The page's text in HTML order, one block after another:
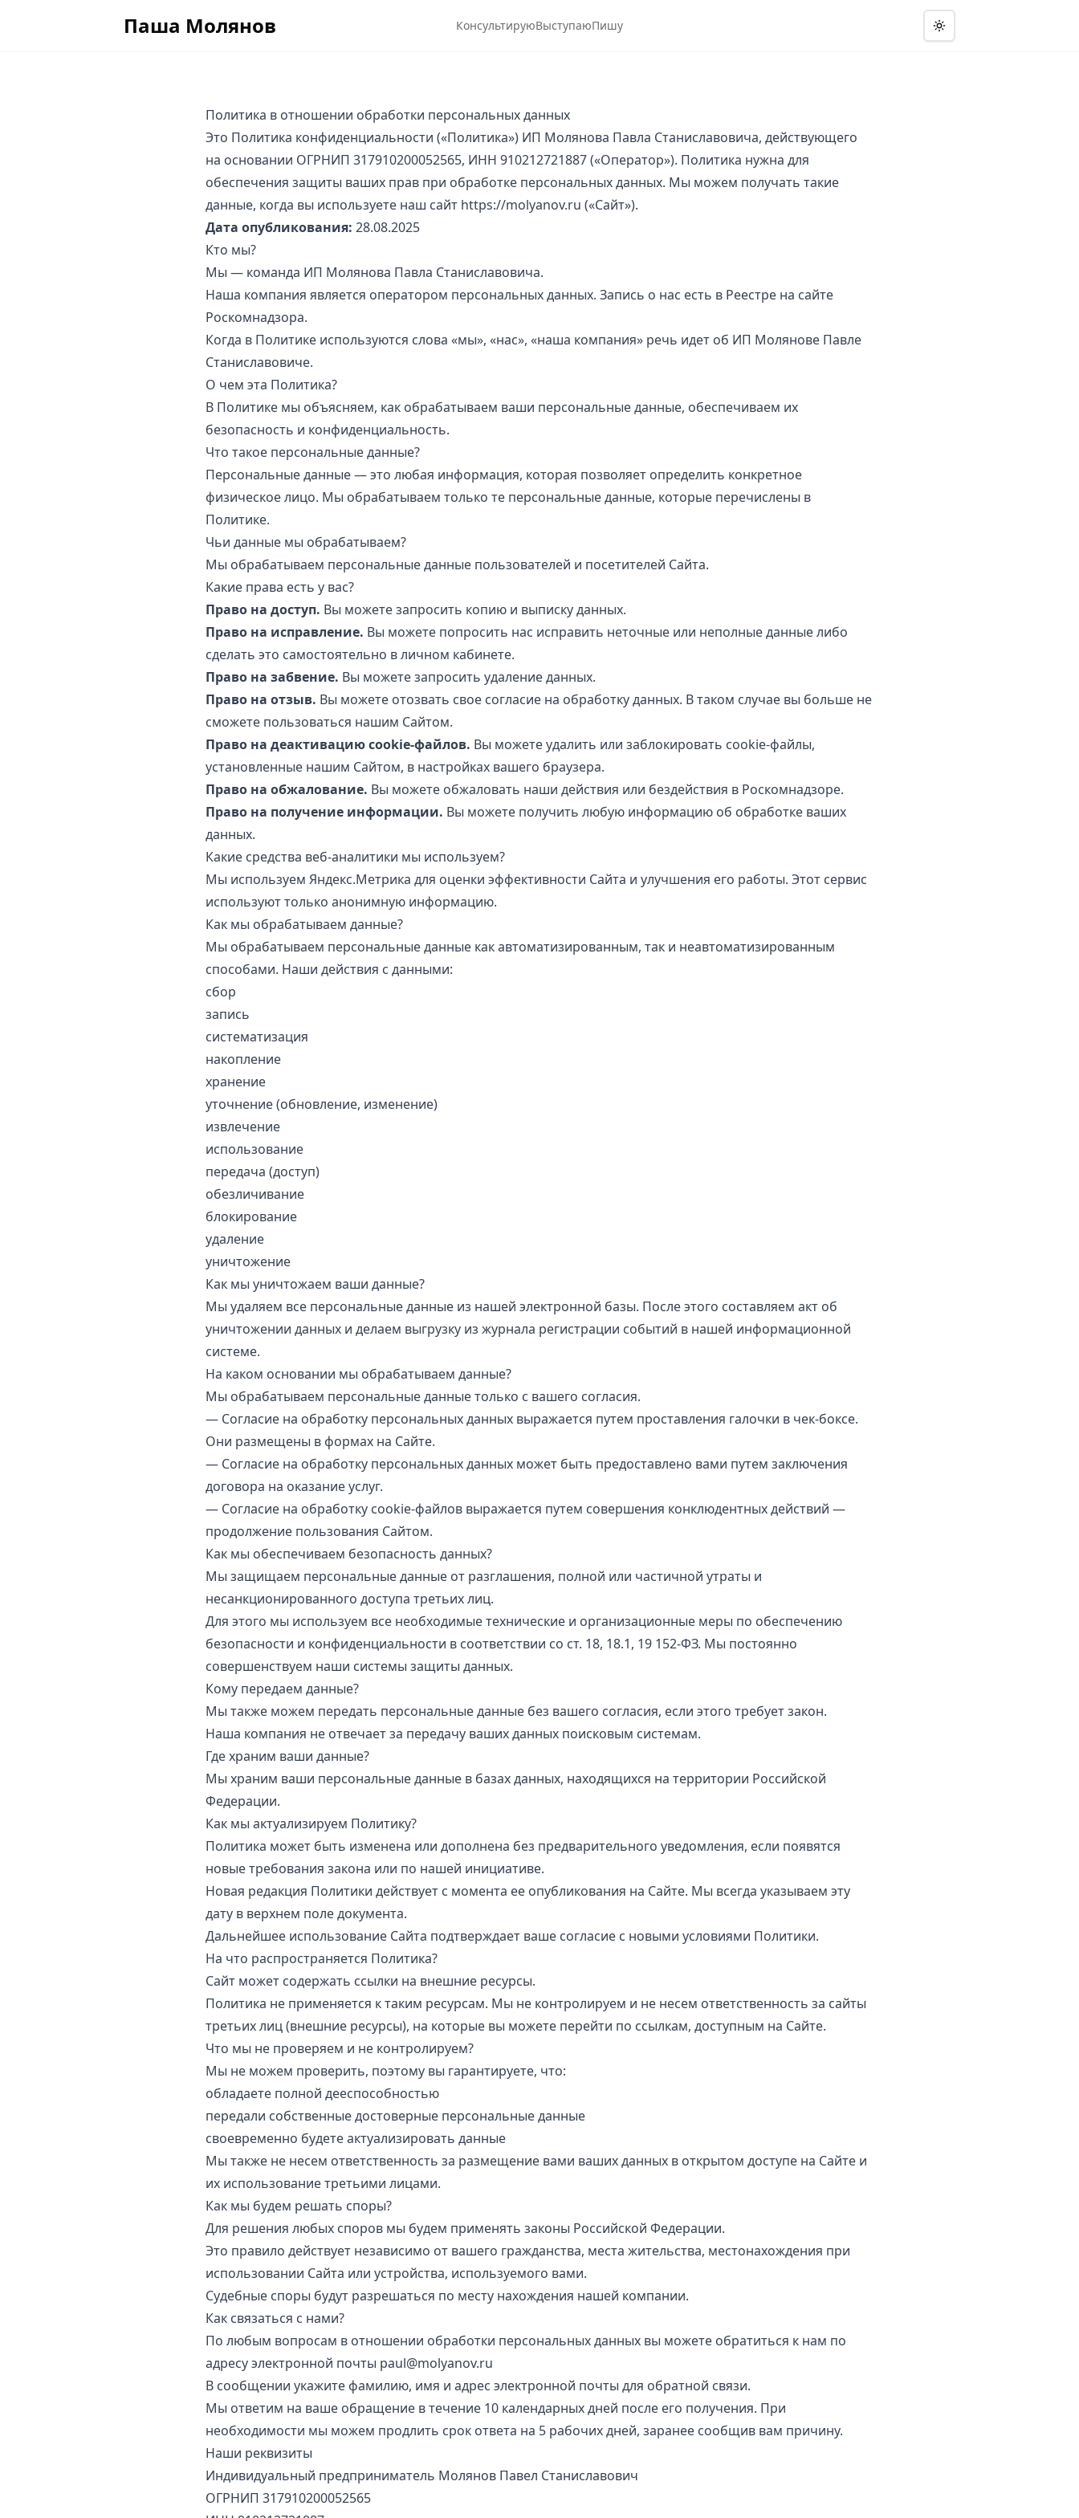
Паша Молянов КонсультируюВыступаюПишу
Политика в отношении обработки персональных данных
Это Политика конфиденциальности («Политика») ИП Молянова Павла Станиславовича, действующего
на основании ОГРНИП 317910200052565, ИНН 910212721887 («Оператор»). Политика нужна для
обеспечения защиты ваших прав при обработке персональных данных. Мы можем получать такие
данные, когда вы используете наш сайт https://molyanov.ru («Сайт»).
Дата опубликования: 28.08.2025
Кто мы?
Мы — команда ИП Молянова Павла Станиславовича.
Наша компания является оператором персональных данных. Запись о нас есть в Реестре на сайте
Роскомнадзора.
Когда в Политике используются слова «мы», «нас», «наша компания» речь идет об ИП Молянове Павле
Станиславовиче.
О чем эта Политика?
В Политике мы объясняем, как обрабатываем ваши персональные данные, обеспечиваем их
безопасность и конфиденциальность.
Что такое персональные данные?
Персональные данные — это любая информация, которая позволяет определить конкретное
физическое лицо. Мы обрабатываем только те персональные данные, которые перечислены в
Политике.
Чьи данные мы обрабатываем?
Мы обрабатываем персональные данные пользователей и посетителей Сайта.
Какие права есть у вас?
Право на доступ. Вы можете запросить копию и выписку данных.
Право на исправление. Вы можете попросить нас исправить неточные или неполные данные либо
сделать это самостоятельно в личном кабинете.
Право на забвение. Вы можете запросить удаление данных.
Право на отзыв. Вы можете отозвать свое согласие на обработку данных. В таком случае вы больше не
сможете пользоваться нашим Сайтом.
Право на деактивацию cookie-файлов. Вы можете удалить или заблокировать cookie-файлы,
установленные нашим Сайтом, в настройках вашего браузера.
Право на обжалование. Вы можете обжаловать наши действия или бездействия в Роскомнадзоре.
Право на получение информации. Вы можете получить любую информацию об обработке ваших
данных.
Какие средства веб-аналитики мы используем?
Мы используем Яндекс.Метрика для оценки эффективности Сайта и улучшения его работы. Этот сервис
используют только анонимную информацию.
Как мы обрабатываем данные?
Мы обрабатываем персональные данные как автоматизированным, так и неавтоматизированным
способами. Наши действия с данными:
сбор
запись
систематизация
накопление
хранение
уточнение (обновление, изменение)
извлечение
использование
передача (доступ)
обезличивание
блокирование
удаление
уничтожение
Как мы уничтожаем ваши данные?
Мы удаляем все персональные данные из нашей электронной базы. После этого составляем акт об
уничтожении данных и делаем выгрузку из журнала регистрации событий в нашей информационной
системе.
На каком основании мы обрабатываем данные?
Мы обрабатываем персональные данные только с вашего согласия.
— Согласие на обработку персональных данных выражается путем проставления галочки в чек-боксе.
Они размещены в формах на Сайте.
— Согласие на обработку персональных данных может быть предоставлено вами путем заключения
договора на оказание услуг.
— Согласие на обработку cookie-файлов выражается путем совершения конклюдентных действий —
продолжение пользования Сайтом.
Как мы обеспечиваем безопасность данных?
Мы защищаем персональные данные от разглашения, полной или частичной утраты и
несанкционированного доступа третьих лиц.
Для этого мы используем все необходимые технические и организационные меры по обеспечению
безопасности и конфиденциальности в соответствии со ст. 18, 18.1, 19 152-ФЗ. Мы постоянно
совершенствуем наши системы защиты данных.
Кому передаем данные?
Мы также можем передать персональные данные без вашего согласия, если этого требует закон.
Наша компания не отвечает за передачу ваших данных поисковым системам.
Где храним ваши данные?
Мы храним ваши персональные данные в базах данных, находящихся на территории Российской
Федерации.
Как мы актуализируем Политику?
Политика может быть изменена или дополнена без предварительного уведомления, если появятся
новые требования закона или по нашей инициативе.
Новая редакция Политики действует с момента ее опубликования на Сайте. Мы всегда указываем эту
дату в верхнем поле документа.
Дальнейшее использование Сайта подтверждает ваше согласие с новыми условиями Политики.
На что распространяется Политика?
Сайт может содержать ссылки на внешние ресурсы.
Политика не применяется к таким ресурсам. Мы не контролируем и не несем ответственность за сайты
третьих лиц (внешние ресурсы), на которые вы можете перейти по ссылкам, доступным на Сайте.
Что мы не проверяем и не контролируем?
Мы не можем проверить, поэтому вы гарантируете, что:
обладаете полной дееспособностью
передали собственные достоверные персональные данные
своевременно будете актуализировать данные
Мы также не несем ответственность за размещение вами ваших данных в открытом доступе на Сайте и
их использование третьими лицами.
Как мы будем решать споры?
Для решения любых споров мы будем применять законы Российской Федерации.
Это правило действует независимо от вашего гражданства, места жительства, местонахождения при
использовании Сайта или устройства, используемого вами.
Судебные споры будут разрешаться по месту нахождения нашей компании.
Как связаться с нами?
По любым вопросам в отношении обработки персональных данных вы можете обратиться к нам по
адресу электронной почты paul@molyanov.ru
В сообщении укажите фамилию, имя и адрес электронной почты для обратной связи.
Мы ответим на ваше обращение в течение 10 календарных дней после его получения. При
необходимости мы можем продлить срок ответа на 5 рабочих дней, заранее сообщив вам причину.
Наши реквизиты
Индивидуальный предприниматель Молянов Павел Станиславович
ОГРНИП 317910200052565